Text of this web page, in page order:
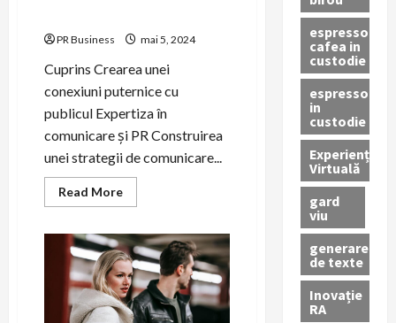
PR Business mai 5, 2024
Cuprins Crearea unei
conexiuni puternice cu
publicul Expertiza în
comunicare și PR Construirea
unei strategii de comunicare...
Read MoreRead
more
eficientă,
cheia
succesului
în
relațiile
publice.
espressor
cafea in
custodie
espressor
in
custodie
Experiență
Virtuală
gard
viu
generare
de texte
Inovație
RA